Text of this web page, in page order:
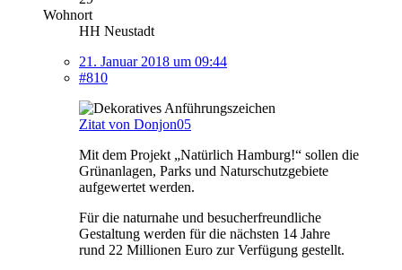
Wohnort
HH Neustadt
21. Januar 2018 um 09:44
#810
Zitat von Donjon05
Mit dem Projekt „Natürlich Hamburg!“ sollen die
Grünanlagen, Parks und Naturschutzgebiete
aufgewertet werden.
Für die naturnahe und besucherfreundliche
Gestaltung werden für die nächsten 14 Jahre
rund 22 Millionen Euro zur Verfügung gestellt.